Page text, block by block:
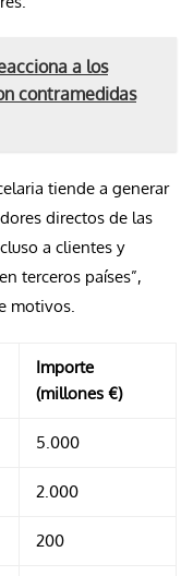
a los
contramedidas
tiende a generar
directos de las
a clientes y
terceros países”,
motivos.
Importe
(millones €)
5.000
2.000
200